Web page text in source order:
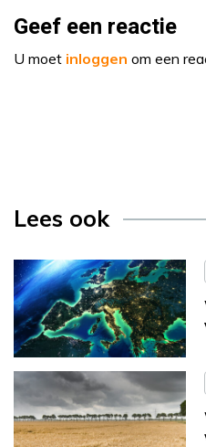
Geef een reactie
U moet inloggen om een
Lees ook